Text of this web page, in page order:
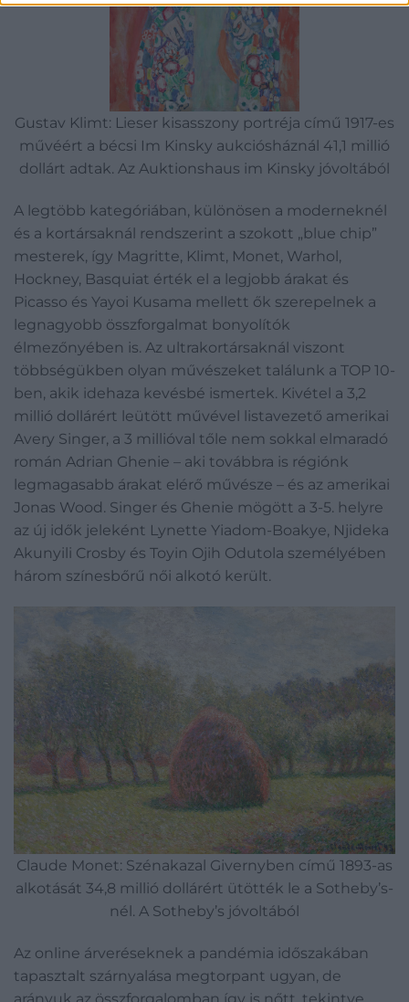
Gustav Klimt: Lieser kisasszony portréja című 1917-es
művéért a bécsi Im Kinsky aukciósháznál 41,1 millió
dollárt adtak. Az Auktionshaus im Kinsky jóvoltából
A legtöbb kategóriában, különösen a moderneknél
és a kortársaknál rendszerint a szokott „blue chip”
mesterek, így Magritte, Klimt, Monet, Warhol,
Hockney, Basquiat érték el a legjobb árakat és
Picasso és Yayoi Kusama mellett ők szerepelnek a
legnagyobb összforgalmat bonyolítók
élmezőnyében is. Az ultrakortársaknál viszont
többségükben olyan művészeket találunk a TOP 10-
ben, akik idehaza kevésbé ismertek. Kivétel a 3,2
millió dollárért leütött művével listavezető amerikai
Avery Singer, a 3 millióval tőle nem sokkal elmaradó
román Adrian Ghenie – aki továbbra is régiónk
legmagasabb árakat elérő művésze – és az amerikai
Jonas Wood. Singer és Ghenie mögött a 3-5. helyre
az új idők jeleként Lynette Yiadom-Boakye, Njideka
Akunyili Crosby és Toyin Ojih Odutola személyében
három színesbőrű női alkotó került.
Claude Monet: Szénakazal Givernyben című 1893-as
alkotását 34,8 millió dollárért ütötték le a Sotheby’s-
nél. A Sotheby’s jóvoltából
Az online árveréseknek a pandémia időszakában
tapasztalt szárnyalása megtorpant ugyan, de
arányuk az összforgalomban így is nőtt, tekintve,